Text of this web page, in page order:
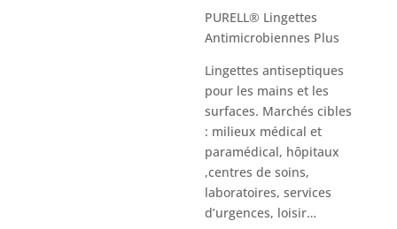
PURELL® Lingettes
Antimicrobiennes Plus
Lingettes antiseptiques
pour les mains et les
surfaces. Marchés cibles
: milieux médical et
paramédical, hôpitaux
,centres de soins,
laboratoires, services
d’urgences, loisir…